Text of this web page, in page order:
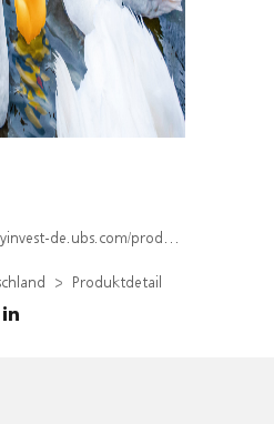
produkt/detail/index/isin/DE000WA7HEC9
Produktdetail